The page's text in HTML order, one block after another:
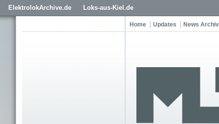
ElektrolokArchive.de Loks-aus-Kiel.de
Home Updates News Archiv